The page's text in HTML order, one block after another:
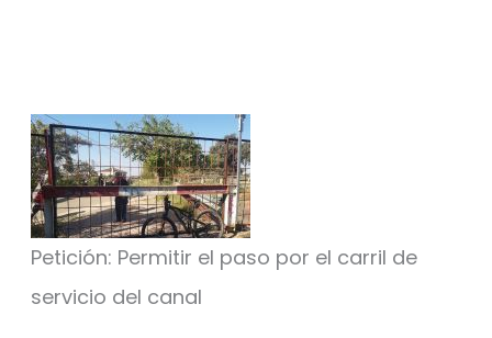
Petición: Permitir el paso por el carril de
servicio del canal